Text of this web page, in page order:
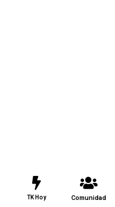
TK Hoy Comunidad